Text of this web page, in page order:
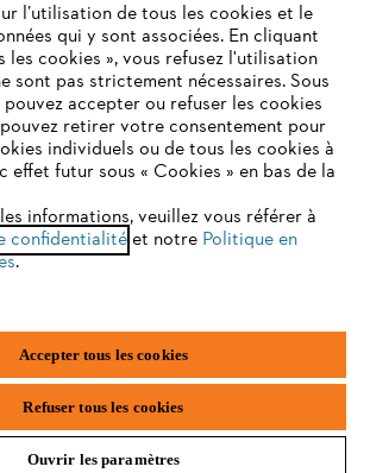
Veurtstraat 117, 2870 Puurs-Sint-Amands,
INTERNET
PRIS EN CHARGE
Internet que nous ne prenons plus
fonctionnalités de notre site ne
correctement. Pour une utilisation
site, nous vous recommandons de passer à
suivants :
chrome
edge
l’utilisation de tous les cookies et le
qui y sont associées. En cliquant
les cookies », vous refusez l'utilisation
sont pas strictement nécessaires. Sous
pouvez accepter ou refuser les cookies
retirer votre consentement pour
individuels ou de tous les cookies à
effet futur sous « Cookies » en bas de la
informations, veuillez vous référer à
confidentialitéet notre Politique en
.
Accepter tous les cookies
Refuser tous les cookies
Ouvrir les paramètres